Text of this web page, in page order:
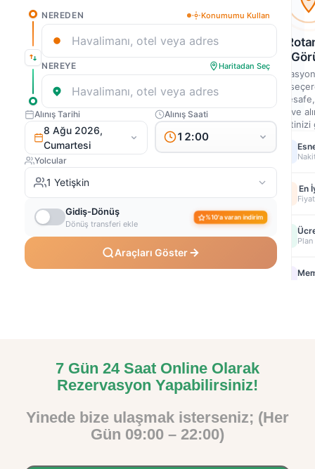
7 Gün 24 Saat Online Olarak
Rezervasyon Yapabilirsiniz!
Yinede bize ulaşmak isterseniz; (Her
Gün 09:00 – 22:00)